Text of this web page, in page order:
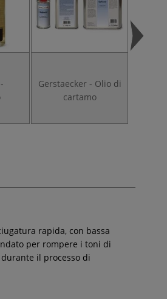
Gerstaecker - Olio di
cartamo
rapida, con bassa
per rompere i toni di
il processo di